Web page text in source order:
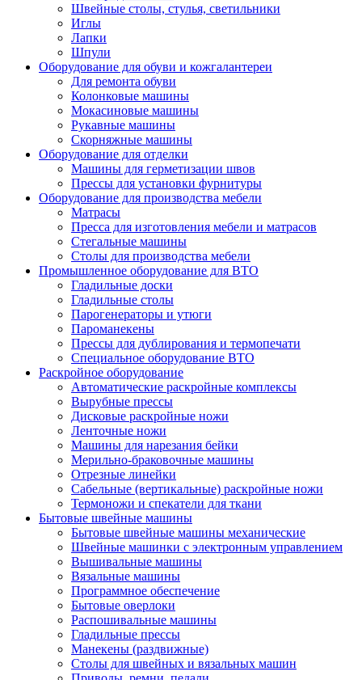
Швейные столы, стулья, светильники
Иглы
Лапки
Шпули
Оборудование для обуви и кожгалантереи
Для ремонта обуви
Колонковые машины
Мокасиновые машины
Рукавные машины
Скорняжные машины
Оборудование для отделки
Машины для герметизации швов
Прессы для установки фурнитуры
Оборудование для производства мебели
Матрасы
Пресса для изготовления мебели и матрасов
Стегальные машины
Столы для производства мебели
Промышленное оборудование для ВТО
Гладильные доски
Гладильные столы
Парогенераторы и утюги
Пароманекены
Прессы для дублирования и термопечати
Специальное оборудование ВТО
Раскройное оборудование
Автоматические раскройные комплексы
Вырубные прессы
Дисковые раскройные ножи
Ленточные ножи
Машины для нарезания бейки
Мерильно-браковочные машины
Отрезные линейки
Сабельные (вертикальные) раскройные ножи
Термоножи и спекатели для ткани
Бытовые швейные машины
Бытовые швейные машины механические
Швейные машинки с электронным управлением
Вышивальные машины
Вязальные машины
Программное обеспечение
Бытовые оверлоки
Распошивальные машины
Гладильные прессы
Манекены (раздвижные)
Столы для швейных и вязальных машин